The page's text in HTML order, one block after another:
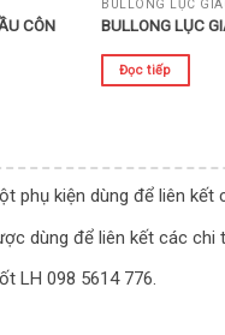
CÔN
BULLONG LỤC
BULLONG LỤC
Đọc tiếp
phụ kiện dùng để liên kết
dùng để liên kết các
LH 098 5614 776.